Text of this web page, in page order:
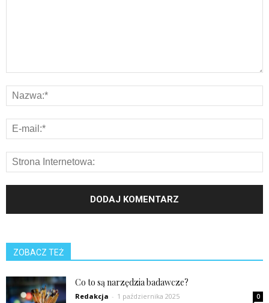
ZOBACZ TEŻ
Co to są narzędzia badawcze?
Redakcja - 1 października 2025 0